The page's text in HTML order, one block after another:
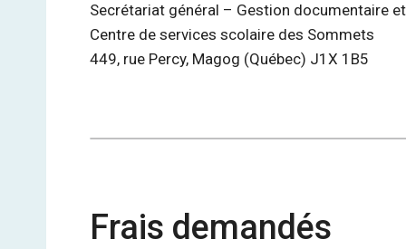
Secrétariat général – Gestion documentaire
Centre de services scolaire des Sommets
449, rue Percy, Magog (Québec) J1X 1B5
Frais demandés